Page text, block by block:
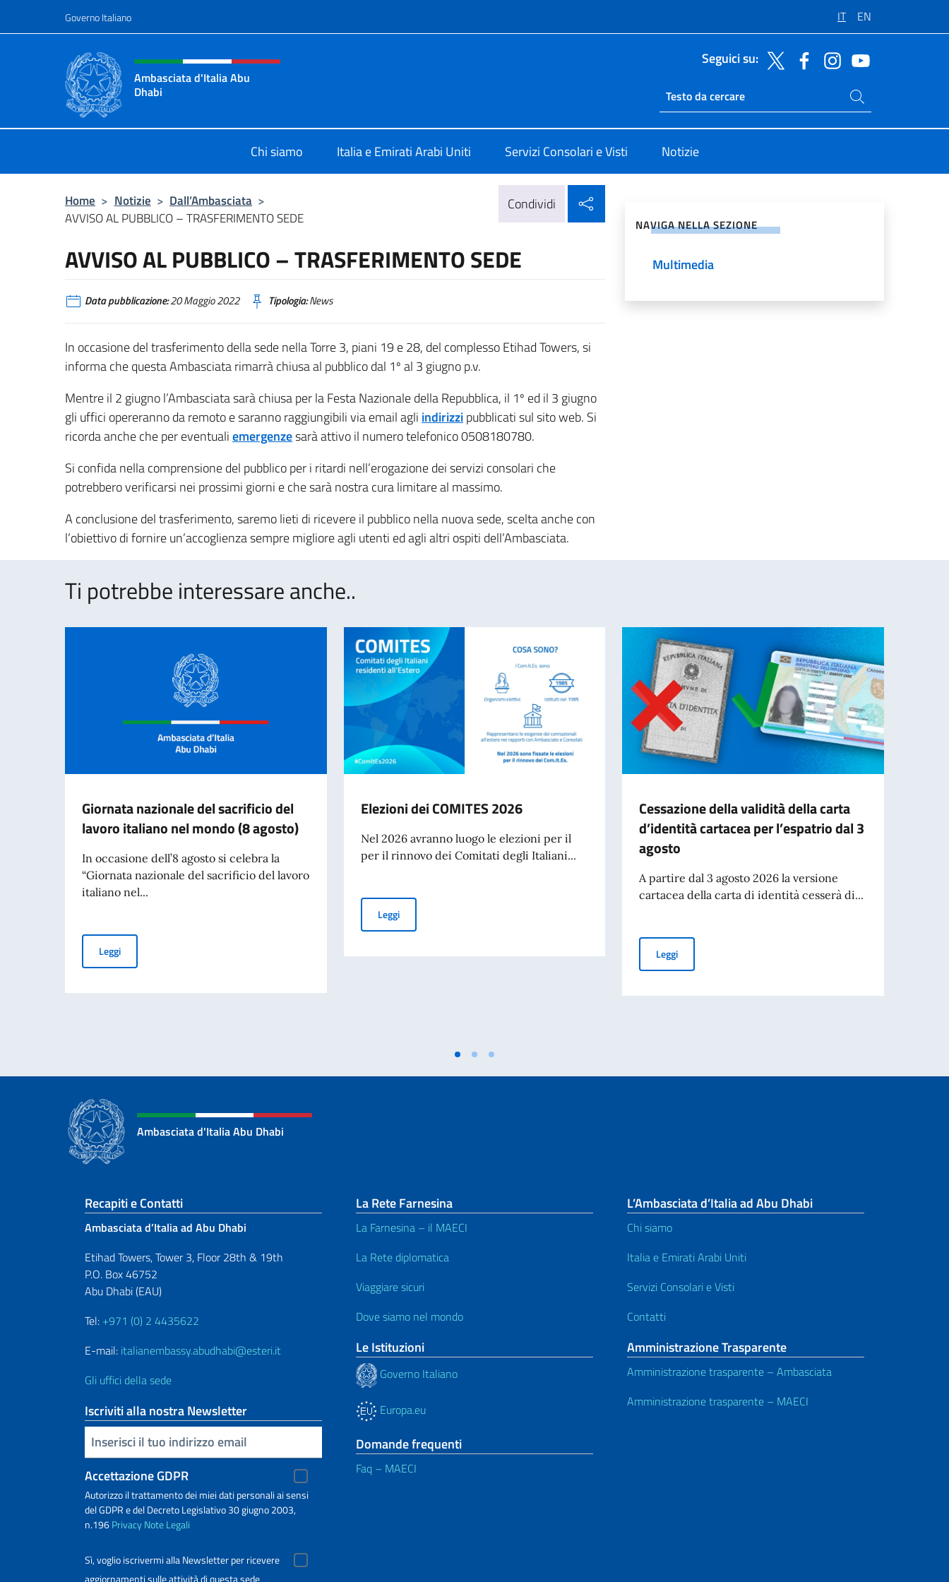
Governo Italiano IT EN
Intestazione sito, social e menù
Ambasciata d'Italia Abu
Dhabi
Seguici su:
Ricerca sito live
Cerca nel sito
Chi siamo Italia e Emirati Arabi Uniti Servizi Consolari e Visti Notizie
Home > Notizie > Dall’Ambasciata >
AVVISO AL PUBBLICO – TRASFERIMENTO SEDE
Condividi
AVVISO AL PUBBLICO – TRASFERIMENTO SEDE
Data pubblicazione:20 Maggio 2022 Tipologia:News
In occasione del trasferimento della sede nella Torre 3, piani 19 e 28, del complesso Etihad Towers, si
informa che questa Ambasciata rimarrà chiusa al pubblico dal 1º al 3 giugno p.v.
Mentre il 2 giugno l’Ambasciata sarà chiusa per la Festa Nazionale della Repubblica, il 1º ed il 3 giugno
gli uffici opereranno da remoto e saranno raggiungibili via email agli indirizzipubblicati sul sito web. Si
ricorda anche che per eventualiemergenzesarà attivo il numero telefonico 0508180780.
Si confida nella comprensione del pubblico per i ritardi nell’erogazione dei servizi consolari che
potrebbero verificarsi nei prossimi giorni e che sarà nostra cura limitare al massimo.
A conclusione del trasferimento, saremo lieti di ricevere il pubblico nella nuova sede, scelta anche con
l’obiettivo di fornire un’accoglienza sempre migliore agli utenti ed agli altri ospiti dell’Ambasciata.
NAVIGA NELLA SEZIONE
Multimedia
Ti potrebbe interessare anche..
Giornata nazionale del sacrificio del
lavoro italiano nel mondo (8 agosto)
In occasione dell’8 agosto si celebra la
“Giornata nazionale del sacrificio del lavoro
italiano nel...
LeggiGiornata nazionale del sacrificio del lavoro italiano nel mondo (8 agosto)
Elezioni dei COMITES 2026
Nel 2026 avranno luogo le elezioni per il
per il rinnovo dei Comitati degli Italiani...
LeggiElezioni dei COMITES 2026
Cessazione della validità della carta
d’identità cartacea per l’espatrio dal 3
agosto
A partire dal 3 agosto 2026 la versione
cartacea della carta di identità cesserà di...
LeggiCessazione della validità della carta d’identità cartacea per
Ambasciata d'Italia Abu Dhabi
Sezione footer
Recapiti e Contatti
Ambasciata d’Italia ad Abu Dhabi
Etihad Towers, Tower 3, Floor 28th & 19th
P.O. Box 46752
Abu Dhabi (EAU)
Tel: +971 (0) 2 4435622
E-mail: italianembassy.abudhabi@esteri.it
Gli uffici della sede
Iscriviti alla nostra Newsletter
Inserisci la tua email
Accettazione GDPR
Autorizzo il trattamento dei miei dati personali ai sensi
del GDPR e del Decreto Legislativo 30 giugno 2003,
n.196PrivacyNote Legali
Sì, voglio iscrivermi alla Newsletter per ricevere
aggiornamenti sulle attività di questa sede
La Rete Farnesina
La Farnesina – il MAECI
La Rete diplomatica
Viaggiare sicuri
Dove siamo nel mondo
Le Istituzioni
Governo Italiano
Europa.eu
Domande frequenti
Faq – MAECI
L’Ambasciata d’Italia ad Abu Dhabi
Chi siamo
Italia e Emirati Arabi Uniti
Servizi Consolari e Visti
Contatti
Amministrazione Trasparente
Amministrazione trasparente – Ambasciata
Amministrazione trasparente – MAECI